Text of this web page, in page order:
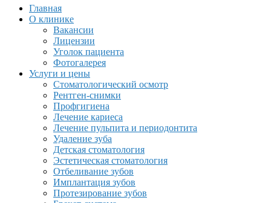
Главная
О клинике
Вакансии
Лицензии
Уголок пациента
Фотогалерея
Услуги и цены
Стоматологический осмотр
Рентген-снимки
Профгигиена
Лечение кариеса
Лечение пульпита и периодонтита
Удаление зуба
Детская стоматология
Эстетическая стоматология
Отбеливание зубов
Имплантация зубов
Протезирование зубов